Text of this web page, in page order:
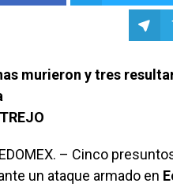
murieron y tres
EDOMEX. – Cinco
un ataque armado en